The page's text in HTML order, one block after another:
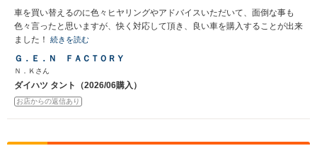
車を買い替えるのに色々ヒヤリングやアドバイスいただいて、面倒な事も
色々言ったと思いますが、快く対応して頂き、良い車を購入することが出来
ました！ 続きを読む
Ｇ．Ｅ．Ｎ ＦＡＣＴＯＲＹ
Ｎ．Ｋさん
ダイハツ タント（2026/06購入）
お店からの返信あり